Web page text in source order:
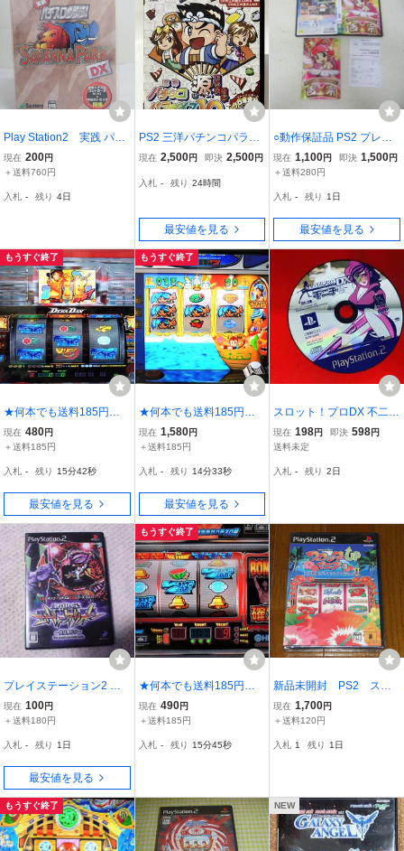
Play Station2 実践 パチ
スロ必勝法！ SAVANNA
PARK DX 「獣王」「猛獣
継いだ最新機種
現在 200円
＋送料760円
入札 - 残り 4日
PS2 三洋パチンコパラダ
イス10 ～源さん おかえり
テーション2 プレステ2
現在 2,500円 即決 2,500円
入札 - 残り 24時間
最安値を見る
○動作保証品 PS2 プレス
テ2 大都技研プレミアム
パチスロコレクション 吉
667【PP
現在 1,100円 即決 1,500円
＋送料280円
入札 - 残り 1日
最安値を見る
もうすぐ終了
★何本でも送料185円★
PS2 楽勝パチスロ宣
言2【デカダン・十字架】
現在 480円
＋送料185円
入札 - 残り 15分40秒
最安値を見る
もうすぐ終了
★何本でも送料185円★
PS2 パチスロ【シン
ドバッドアドベンチャー
か】 ｓ
現在 1,580円
＋送料185円
入札 - 残り 14分31秒
最安値を見る
スロット！プロDX 不二子
2 商品説明必読！！
現在 198円 即決 598円
送料未定
入札 - 残り 2日
プレイステーション2 プ
レステ2 PS2 ソフト 「新
世紀 エヴァンゲリオン」
略シリーズVOL.12 中古
読み込みOK
現在 100円
＋送料180円
入札 - 残り 1日
最安値を見る
もうすぐ終了
★何本でも送料185円★
PS2 パチスロ闘魂伝
承 猪木祭 b
現在 490円
＋送料185円
入札 - 残り 15分43秒
新品未開封 PS2 スロ
ッターUPマニア6 沖の
熱風 パイオニアスペシャ
現在 1,700円
＋送料120円
入札 1 残り 1日
もうすぐ終了 NEW